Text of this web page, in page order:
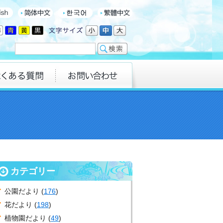
カテゴリー
公園だより (176)
花だより (198)
植物園だより (49)